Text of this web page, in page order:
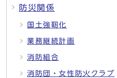
防災関係
国土強靭化
業務継続計画
消防組合
消防団・女性防火クラブ